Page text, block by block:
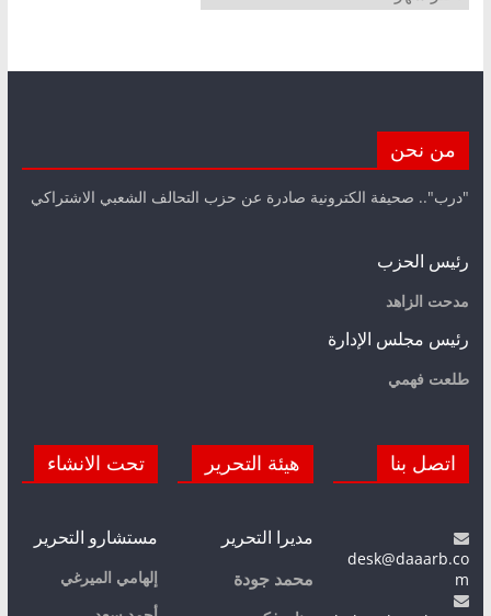
من نحن
"درب".. صحيفة الكترونية صادرة عن حزب التحالف الشعبي الاشتراكي
رئيس الحزب
مدحت الزاهد
رئيس مجلس الإدارة
طلعت فهمي
اتصل بنا
desk@daaarb.co
m
هيئة التحرير
مديرا التحرير
محمد جودة
تحت الانشاء
مستشارو التحرير
إلهامي الميرغي